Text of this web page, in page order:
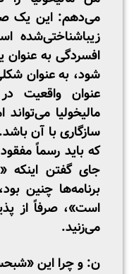
می‌دهم: این یک
زیباشناختی‌شده
افسردگی به
‌شود، به عنوان
عنوان واقعیت
مالیخولیا
سازگاری با آن
که باید رسماً
جای گفتن
برنامه‌ها چنین
است»، صرفاً از
می‌زنید.
ن: و چرا این